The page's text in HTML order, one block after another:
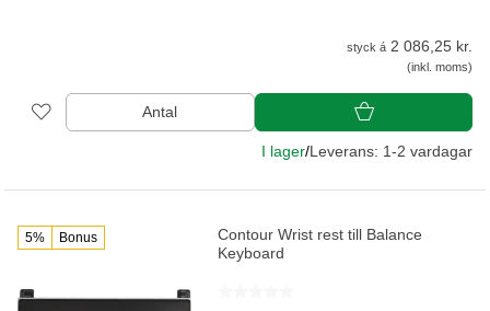
styck á 2 086,25 kr.
(inkl. moms)
Antal
I lager/Leverans: 1-2 vardagar
5% Bonus
Contour Wrist rest till Balance
Keyboard